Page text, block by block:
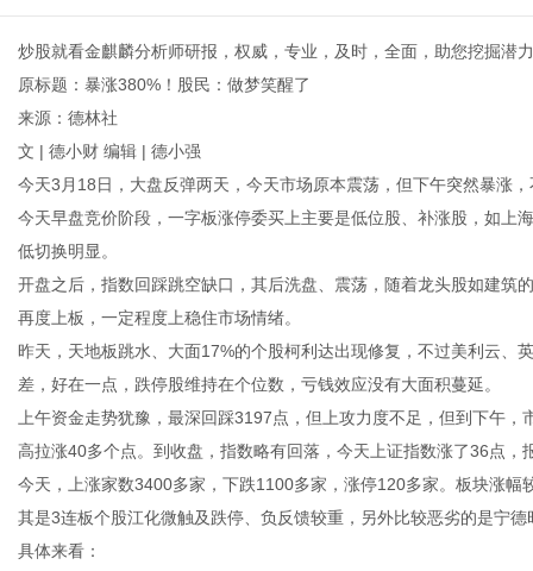
炒股就看金麒麟分析师研报，权威，专业，及时，全面，助您挖掘潜
原标题：暴涨380%！股民：做梦笑醒了
来源：德林社
文 | 德小财 编辑 | 德小强
今天3月18日，大盘反弹两天，今天市场原本震荡，但下午突然暴涨
今天早盘竞价阶段，一字板涨停委买上主要是低位股、补涨股，如上
低切换明显。
开盘之后，指数回踩跳空缺口，其后洗盘、震荡，随着龙头股如建筑
再度上板，一定程度上稳住市场情绪。
昨天，天地板跳水、大面17%的个股柯利达出现修复，不过美利云、
差，好在一点，跌停股维持在个位数，亏钱效应没有大面积蔓延。
上午资金走势犹豫，最深回踩3197点，但上攻力度不足，但到下午
高拉涨40多个点。到收盘，指数略有回落，今天上证指数涨了36点，
今天，上涨家数3400多家，下跌1100多家，涨停120多家。板块涨
其是3连板个股江化微触及跌停、负反馈较重，另外比较恶劣的是宁
具体来看：